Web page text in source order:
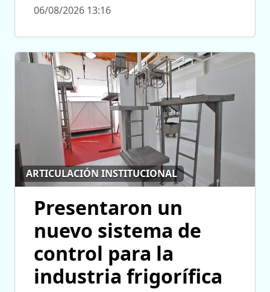
06/08/2026 13:16
ARTICULACIÓN INSTITUCIONAL
Presentaron un
nuevo sistema de
control para la
industria frigorífica